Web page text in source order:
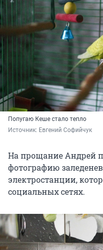
Попугаю Кеше стало тепло
Источник: Евгений Софийчук
На прощание Андрей
фотографию
электростанции,
социальных сетях.